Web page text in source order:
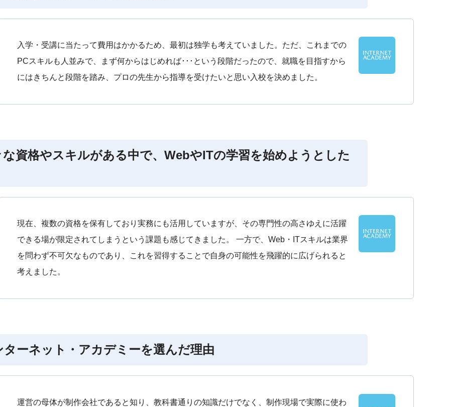
入学・受講に当たって費用はかかるため、最初は独学も考えていました。ただ、これまでの
PCスキルも人並みで、まず何からはじめれば･･･という段階だったので、就職を目指すから
にはきちんと段階を踏み、プロの先生から指導を受けたいと思い入校を決めました。
な資格やスキルがある中で、WebやITの学習を始めようとした
現在、複数の資格を保有しており実務にも活用していますが、その専門性の高さゆえに活躍
できる場が限定されてしまうという課題も感じてきました。 一方で、Web・ITスキルは業界
を問わず不可欠なものであり、これを習得することで自身の可能性を飛躍的に広げられると
考えました。
ターネット・アカデミーを選んだ理由
運営の母体が制作会社であると知り、教科書通りの知識だけでなく、制作現場で実際に使わ